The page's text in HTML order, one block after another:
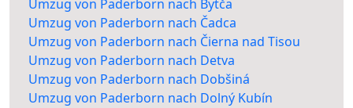
Umzug von Paderborn nach Bytča
Umzug von Paderborn nach Čadca
Umzug von Paderborn nach Čierna nad Tisou
Umzug von Paderborn nach Detva
Umzug von Paderborn nach Dobšiná
Umzug von Paderborn nach Dolný Kubín